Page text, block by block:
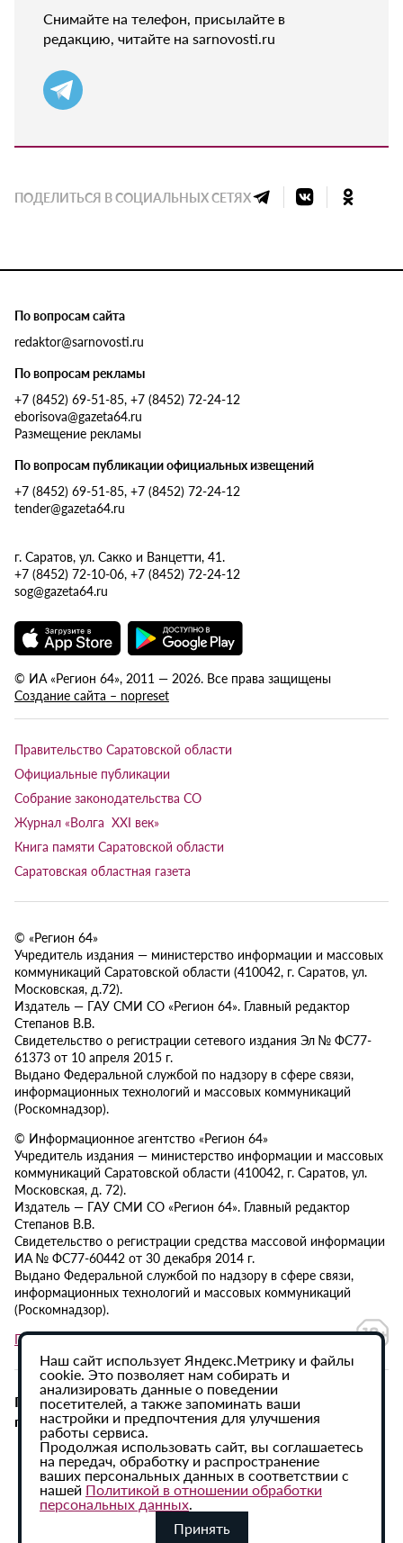
Снимайте на телефон, присылайте в
редакцию, читайте на sarnovosti.ru
ПОДЕЛИТЬСЯ В СОЦИАЛЬНЫХ СЕТЯХ
По вопросам сайта
redaktor@sarnovosti.ru
По вопросам рекламы
+7 (8452) 69-51-85, +7 (8452) 72-24-12
eborisova@gazeta64.ru
Размещение рекламы
По вопросам публикации официальных извещений
+7 (8452) 69-51-85, +7 (8452) 72-24-12
tender@gazeta64.ru
г. Саратов, ул. Сакко и Ванцетти, 41.
+7 (8452) 72-10-06, +7 (8452) 72-24-12
sog@gazeta64.ru
© ИА «Регион 64», 2011 — 2026. Все права защищены
Создание сайта – nopreset
Правительство Саратовской области
Официальные публикации
Собрание законодательства СО
Журнал «Волга XXI век»
Книга памяти Саратовской области
Саратовская областная газета
© «Регион 64»
Учредитель издания — министерство информации и массовых
коммуникаций Саратовской области (410042, г. Саратов, ул.
Московская, д.72).
Издатель — ГАУ СМИ СО «Регион 64». Главный редактор
Степанов В.В.
Свидетельство о регистрации сетевого издания Эл № ФС77-
61373 от 10 апреля 2015 г.
Выдано Федеральной службой по надзору в сфере связи,
информационных технологий и массовых коммуникаций
(Роскомнадзор).
© Информационное агентство «Регион 64»
Учредитель издания — министерство информации и массовых
коммуникаций Саратовской области (410042, г. Саратов, ул.
Московская, д. 72).
Издатель — ГАУ СМИ СО «Регион 64». Главный редактор
Степанов В.В.
Свидетельство о регистрации средства массовой информации
ИА № ФС77-60442 от 30 декабря 2014 г.
Выдано Федеральной службой по надзору в сфере связи,
информационных технологий и массовых коммуникаций
(Роскомнадзор).
Политика в отношении обработки персональных данных
При использовании материалов сайта активная
гиперссылка на ИА «Регион 64» обязательна.
Наш сайт использует Яндекс.Метрику и файлы
cookie. Это позволяет нам собирать и
анализировать данные о поведении
посетителей, а также запоминать ваши
настройки и предпочтения для улучшения
работы сервиса.
Продолжая использовать сайт, вы соглашаетесь
на передач, обработку и распространение
ваших персональных данных в соответствии с
нашей Политикой в отношении обработки
персональных данных.
Принять